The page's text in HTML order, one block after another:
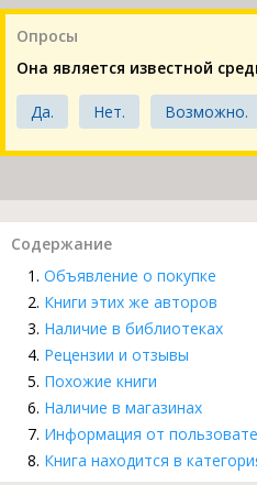
Опросы
Она является известной
Да. Нет. Возможно.
Содержание
Объявление о покупке
Книги этих же авторов
Наличие в библиотеках
Рецензии и отзывы
Похожие книги
Наличие в магазинах
Информация от
Книга находится в